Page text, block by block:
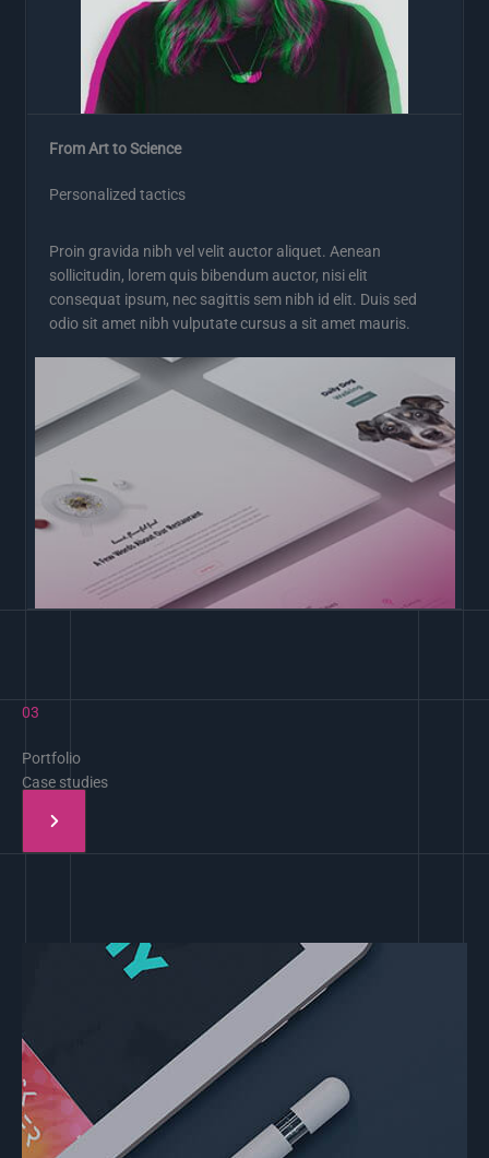
From Art to Science
Personalized tactics
Proin gravida nibh vel velit auctor aliquet. Aenean
sollicitudin, lorem quis bibendum auctor, nisi elit
consequat ipsum, nec sagittis sem nibh id elit. Duis sed
odio sit amet nibh vulputate cursus a sit amet mauris.
03
Portfolio
Case studies